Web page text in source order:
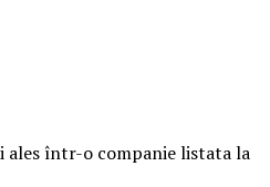
ales într-o companie listata la